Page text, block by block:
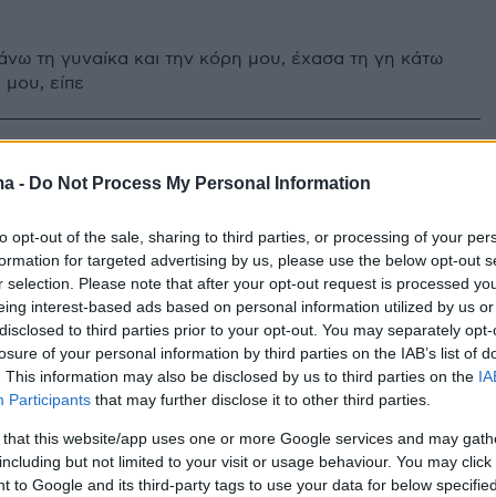
- Do Not Process My Personal Information
opt-out of the sale, sharing to third parties, or processing of your
for targeted advertising by us, please use the below opt-out
selection. Please note that after your opt-out request is processed
interest-based ads based on personal information utilized by us
to third parties prior to your opt-out. You may separately
of your personal information by third parties on the IAB’s list of
This information may also be disclosed by us to third parties on the
Participants that may further disclose it to other third parties.
that this website/app uses one or more Google services and may
but not limited to your visit or usage behaviour. You may
to Google and its third-party tags to use your data for below
τη γυναίκα και την κόρη μου, έχασα τη γη κάτω
είπε
ο πρώην παίκτης του
Μάκης Κατσανέας
του - Ετοιμάζεται να γίνει πατέρας
Από μοντέλο του
στη σειρά «Κλινική»
γιατρούς και τους νοσηλευτές, βρέθηκε και
γνώριμος από τα τηλεοπτικά προγράμματα